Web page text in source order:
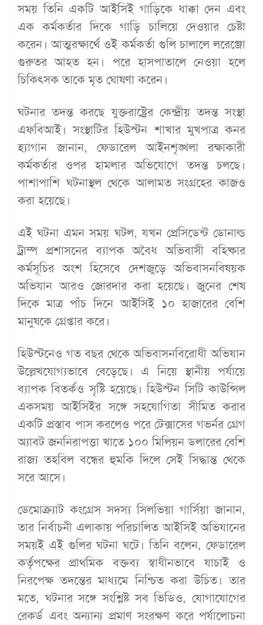
সময় তিনি একটি আইসিই গাড়িকে ধাক্কা দেন এবং
এক কর্মকর্তার দিকে গাড়ি চালিয়ে দেওয়ার চেষ্টা
করেন। আত্মরক্ষার্থে ওই কর্মকর্তা গুলি চালালে লরেঞ্জো
গুরুতর আহত হন। পরে হাসপাতালে নেওয়া হলে
চিকিৎসক তাকে মৃত ঘোষণা করেন।
ঘটনার তদন্ত করছে যুক্তরাষ্ট্রের কেন্দ্রীয় তদন্ত সংস্থা
এফবিআই। সংস্থাটির হিউস্টন শাখার মুখপাত্র কনর
হ্যাগান জানান, ফেডারেল আইনশৃঙ্খলা রক্ষাকারী
কর্মকর্তার ওপর হামলার অভিযোগে তদন্ত চলছে।
পাশাপাশি ঘটনাস্থল থেকে আলামত সংগ্রহের কাজও
করা হয়েছে।
এই ঘটনা এমন সময় ঘটল, যখন প্রেসিডেন্ট ডোনাল্ড
ট্রাম্প প্রশাসনের ব্যাপক অবৈধ অভিবাসী বহিষ্কার
কর্মসূচির অংশ হিসেবে দেশজুড়ে অভিবাসনবিষয়ক
অভিযান আরও জোরদার করা হয়েছে। জুনের শেষ
দিকে মাত্র পাঁচ দিনে আইসিই ১০ হাজারের বেশি
মানুষকে গ্রেপ্তার করে।
হিউস্টনেও গত বছর থেকে অভিবাসনবিরোধী অভিযান
উল্লেখযোগ্যভাবে বেড়েছে। এ নিয়ে স্থানীয় পর্যায়ে
ব্যাপক বিতর্কও সৃষ্টি হয়েছে। হিউস্টন সিটি কাউন্সিল
একসময় আইসিইর সঙ্গে সহযোগিতা সীমিত করার
একটি প্রস্তাব পাস করলেও পরে টেক্সাসের গভর্নর গ্রেগ
অ্যাবট জননিরাপত্তা খাতে ১০০ মিলিয়ন ডলারের বেশি
রাজ্য তহবিল বন্ধের হুমকি দিলে সেই সিদ্ধান্ত থেকে
সরে আসে।
ডেমোক্র্যাট কংগ্রেস সদস্য সিলভিয়া গার্সিয়া জানান,
তার নির্বাচনী এলাকায় পরিচালিত আইসিই অভিযানের
সময়ই এই গুলির ঘটনা ঘটে। তিনি বলেন, ফেডারেল
কর্তৃপক্ষের প্রাথমিক বক্তব্য স্বাধীনভাবে যাচাই ও
নিরপেক্ষ তদন্তের মাধ্যমে নিশ্চিত করা উচিত। তার
মতে, ঘটনার সঙ্গে সংশ্লিষ্ট সব ভিডিও, যোগাযোগের
রেকর্ড এবং অন্যান্য প্রমাণ সংরক্ষণ করে পর্যালোচনা